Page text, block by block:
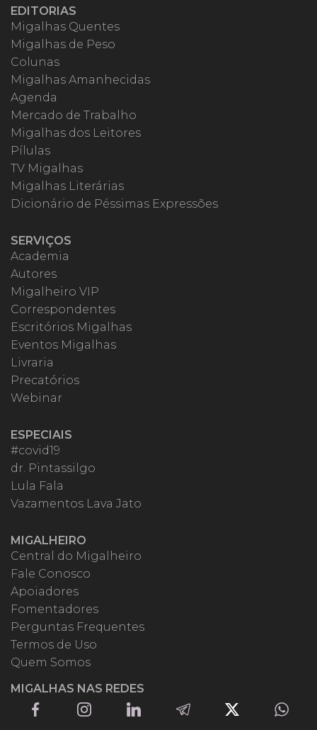
EDITORIAS
Migalhas Quentes
Migalhas de Peso
Colunas
Migalhas Amanhecidas
Agenda
Mercado de Trabalho
Migalhas dos Leitores
Pílulas
TV Migalhas
Migalhas Literárias
Dicionário de Péssimas Expressões
SERVIÇOS
Academia
Autores
Migalheiro VIP
Correspondentes
Escritórios Migalhas
Eventos Migalhas
Livraria
Precatórios
Webinar
ESPECIAIS
#covid19
dr. Pintassilgo
Lula Fala
Vazamentos Lava Jato
MIGALHEIRO
Central do Migalheiro
Fale Conosco
Apoiadores
Fomentadores
Perguntas Frequentes
Termos de Uso
Quem Somos
MIGALHAS NAS REDES